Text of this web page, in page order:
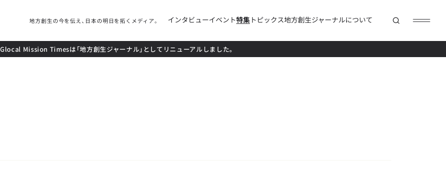
地方創生の今を伝え、日本の明日を拓くメディア。 インタビューイベント特集 トピックス地方創生ジャーナルについて
Glocal Mission Timesは「地方創生ジャーナル」としてリニューアルしました。